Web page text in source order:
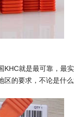
KHC就是最可靠，最
的要求，不论是什